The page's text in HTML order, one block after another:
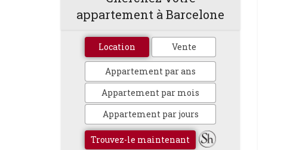
appartement à Barcelone
Location Vente
Appartement par ans
Appartement par mois
Appartement par jours
Trouvez-le maintenant